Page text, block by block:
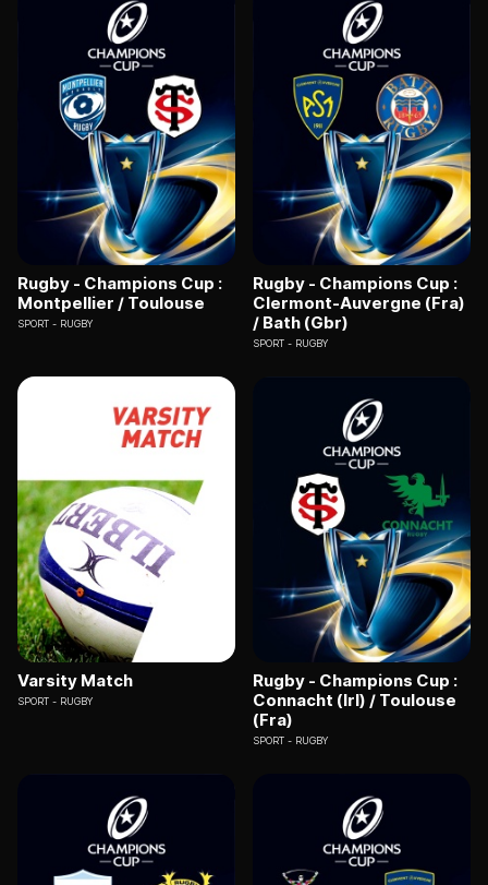
Rugby - Champions Cup :
Montpellier / Toulouse
SPORT RUGBY
Rugby - Champions Cup :
Clermont-Auvergne (Fra)
/ Bath (Gbr)
SPORT RUGBY
Varsity Match
SPORT RUGBY
Rugby - Champions Cup :
Connacht (Irl) / Toulouse
(Fra)
SPORT RUGBY